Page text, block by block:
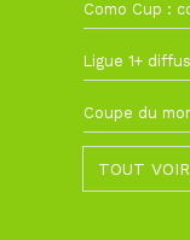
TOUT VOIR